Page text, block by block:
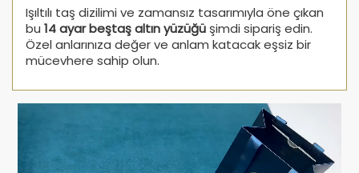
Işıltılı taş dizilimi ve zamansız tasarımıyla öne çıkan
bu 14 ayar beştaş altın yüzüğü şimdi sipariş edin.
Özel anlarınıza değer ve anlam katacak eşsiz bir
mücevhere sahip olun.